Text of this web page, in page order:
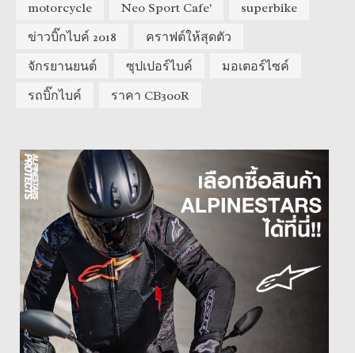
motorcycle Neo Sport Cafe'
superbike
ข่าวบิ๊กไบค์ 2018
คราฟต์ให้สุดตัว
จักรยานยนต์
ซุปเปอร์ไบค์
มอเตอร์ไซค์
รถบิ๊กไบค์
ราคา CB300R